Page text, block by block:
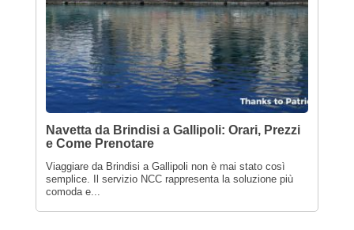
Navetta da Brindisi a Gallipoli: Orari, Prezzi
e Come Prenotare
Viaggiare da Brindisi a Gallipoli non è mai stato così
semplice. Il servizio NCC rappresenta la soluzione più
comoda e...